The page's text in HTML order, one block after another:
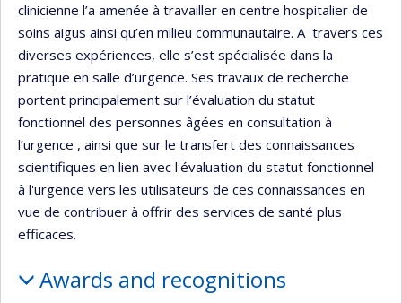
clinicienne l’a amenée à travailler en centre hospitalier de
soins aigus ainsi qu’en milieu communautaire. A travers ces
diverses expériences, elle s’est spécialisée dans la
pratique en salle d’urgence. Ses travaux de recherche
portent principalement sur l’évaluation du statut
fonctionnel des personnes âgées en consultation à
l’urgence , ainsi que sur le transfert des connaissances
scientifiques en lien avec l'évaluation du statut fonctionnel
à l'urgence vers les utilisateurs de ces connaissances en
vue de contribuer à offrir des services de santé plus
efficaces.
Awards and recognitions